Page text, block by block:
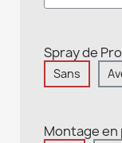
Spray de
Sans
Montage